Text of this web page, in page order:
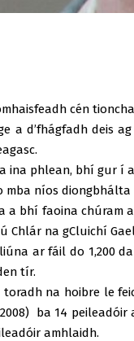
cén
a d’fhágfadh deis
ina phlean, bhí gur í
mba níos diongbhálta
a bhí faoina chúram
Chlár na gCluichí
ar fáil do 1,200
tír.
na hoibre le
ba 14
amhlaidh.